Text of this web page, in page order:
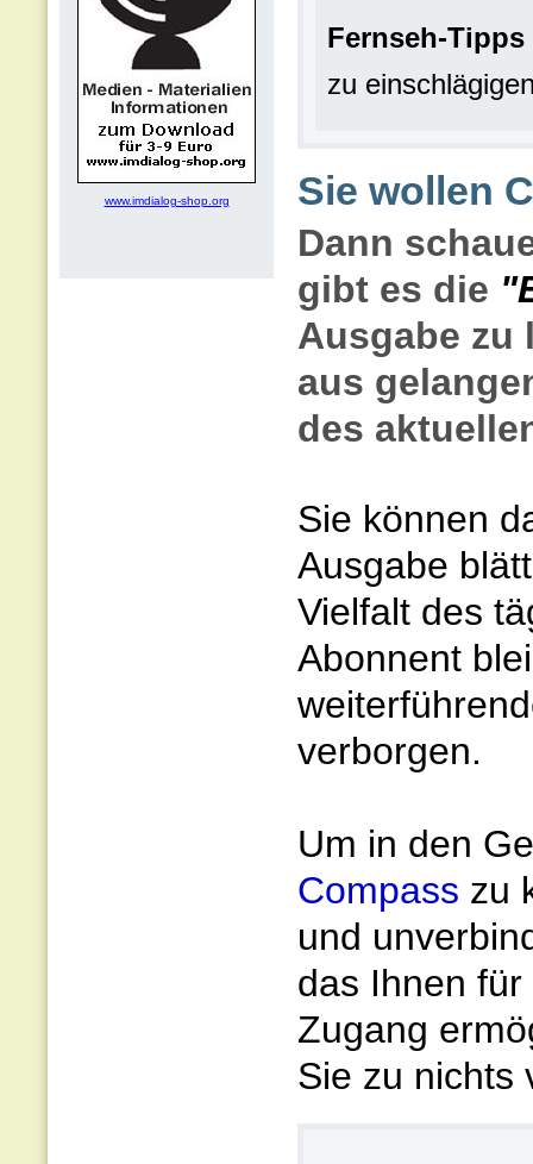
www.imdialog-shop.org
Fernseh-Tipps
zu
Sie wollen
Dann
gibt es die
Ausgabe zu
aus
des
Sie können
Ausgabe
Vielfalt des
Abonnent
verborgen.
Um in den
Compass zu
und
das Ihnen
Zugang
Sie zu nichts